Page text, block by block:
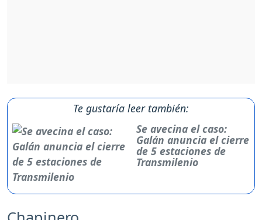
Te gustaría leer también:
Se avecina el caso:
Galán anuncia el cierre
de 5 estaciones de
Transmilenio